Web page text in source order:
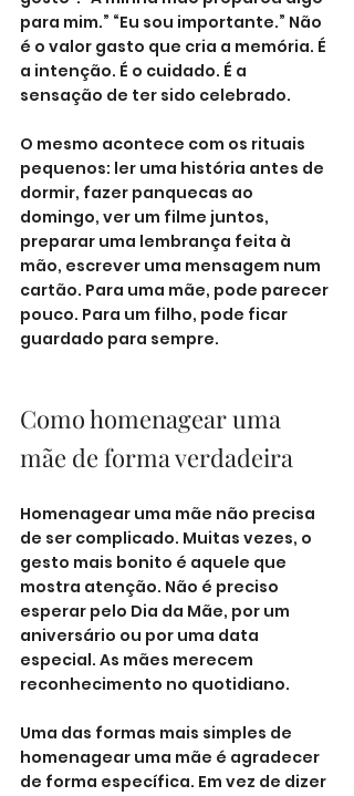
para mim.” “Eu sou importante.” Não
é o valor gasto que cria a memória. É
a intenção. É o cuidado. É a
sensação de ter sido celebrado.
O mesmo acontece com os rituais
pequenos: ler uma história antes de
dormir, fazer panquecas ao
domingo, ver um filme juntos,
preparar uma lembrança feita à
mão, escrever uma mensagem num
cartão. Para uma mãe, pode parecer
pouco. Para um filho, pode ficar
guardado para sempre.
Como homenagear uma
mãe de forma verdadeira
Homenagear uma mãe não precisa
de ser complicado. Muitas vezes, o
gesto mais bonito é aquele que
mostra atenção. Não é preciso
esperar pelo Dia da Mãe, por um
aniversário ou por uma data
especial. As mães merecem
reconhecimento no quotidiano.
Uma das formas mais simples de
homenagear uma mãe é agradecer
de forma específica. Em vez de dizer